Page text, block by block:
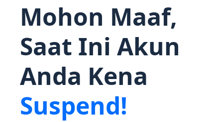
Mohon Maaf,
Saat Ini Akun
Anda Kena
Suspend!